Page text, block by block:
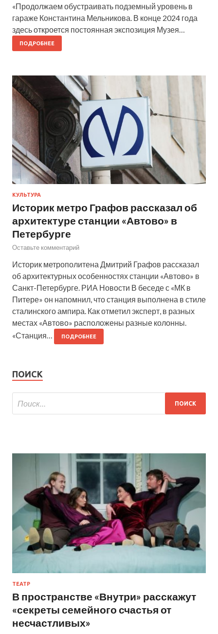
«Продолжаем обустраивать подземный уровень в
гараже Константина Мельникова. В конце 2024 года
здесь откроется постоянная экспозиция Музея…
ПОДРОБНЕЕ
КУЛЬТУРА
Историк метро Графов рассказал об
архитектуре станции «Автово» в
Петербурге
Оставьте комментарий
Историк метрополитена Дмитрий Графов рассказал
об архитектурных особенностях станции «Автово» в
Санкт-Петербурге. РИА Новости В беседе с «МК в
Питере» он напомнил, что станция выполнена в стиле
сталинского ампира. Как отметил эксперт, в разных
местах «Автово» расположены разные колонны.
«Станция…
ПОДРОБНЕЕ
ПОИСК
ТЕАТР
В пространстве «Внутри» расскажут
«секреты семейного счастья от
несчастливых»